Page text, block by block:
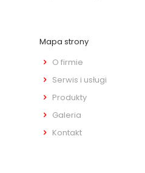
Mapa strony
O firmie
Serwis i usługi
Produkty
Galeria
Kontakt